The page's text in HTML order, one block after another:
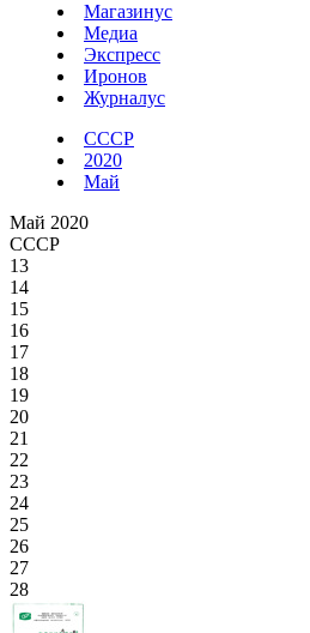
Магазинус
Медиа
Экспресс
Иронов
Журналус
СССР
2020
Май
Май 2020
СССР
13
14
15
16
17
18
19
20
21
22
23
24
25
26
27
28